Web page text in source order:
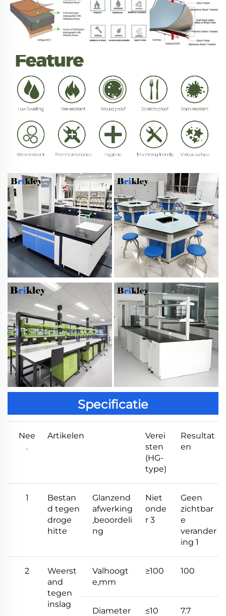
Specificatie
Nee
.
Artikelen
Verei
sten
(HG-
type)
Resultat
en
1
Bestan
d tegen
droge
hitte
Glanzend
afwerking
,beoordeli
ng
Niet
onde
r 3
Geen
zichtbar
e
verander
ing 1
2
Weerst
and
tegen
inslag
Valhoogt
e,mm
≥100 100
Diameter
≤10 7.7